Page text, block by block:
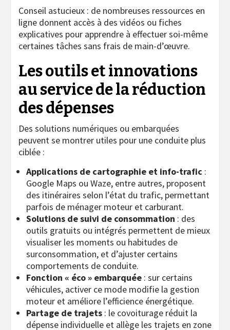
Conseil astucieux : de nombreuses ressources en
ligne donnent accès à des vidéos ou fiches
explicatives pour apprendre à effectuer soi-même
certaines tâches sans frais de main-d’œuvre.
Les outils et innovations
au service de la réduction
des dépenses
Des solutions numériques ou embarquées
peuvent se montrer utiles pour une conduite plus
ciblée :
Applications de cartographie et info-trafic :
Google Maps ou Waze, entre autres, proposent
des itinéraires selon l’état du trafic, permettant
parfois de ménager moteur et carburant.
Solutions de suivi de consommation : des
outils gratuits ou intégrés permettent de mieux
visualiser les moments ou habitudes de
surconsommation, et d’ajuster certains
comportements de conduite.
Fonction « éco » embarquée : sur certains
véhicules, activer ce mode modifie la gestion
moteur et améliore l’efficience énergétique.
Partage de trajets : le covoiturage réduit la
dépense individuelle et allège les trajets en zone